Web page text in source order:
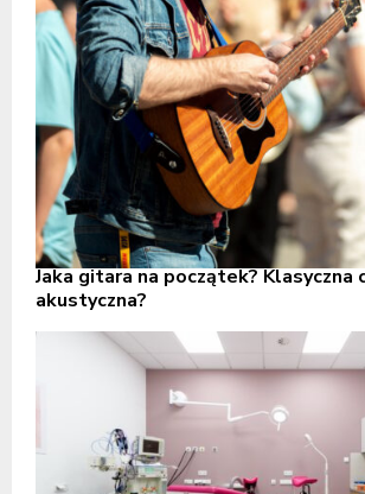
Jaka gitara na początek? Klasyczna
akustyczna?